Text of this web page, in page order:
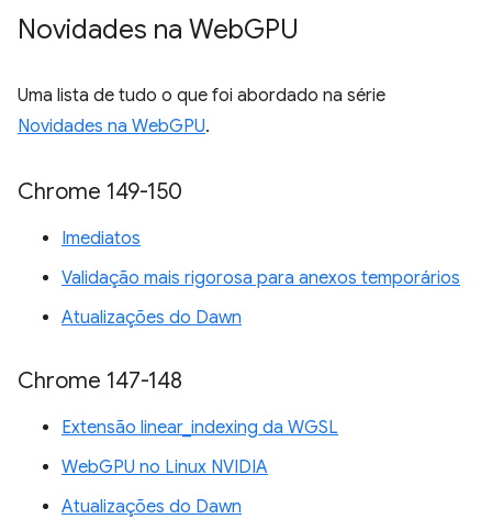
Novidades na WebGPU
Uma lista de tudo o que foi abordado na série
Novidades na WebGPU.
Chrome 149-150
Imediatos
Validação mais rigorosa para anexos temporários
Atualizações do Dawn
Chrome 147-148
Extensão linear_indexing da WGSL
WebGPU no Linux NVIDIA
Atualizações do Dawn